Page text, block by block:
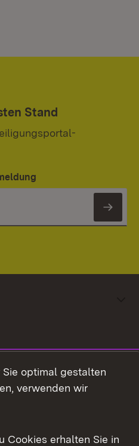
Stand
Sie optimal gestalten
verwenden wir
Cookies erhalten Sie in